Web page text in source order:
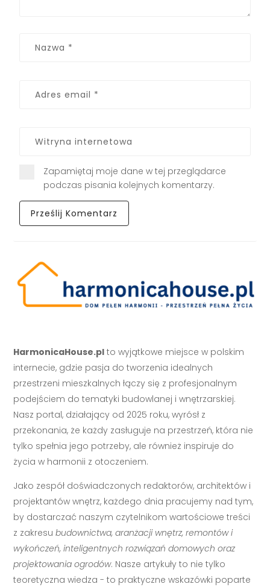
Zapamiętaj moje dane w tej przeglądarce
podczas pisania kolejnych komentarzy.
HarmonicaHouse.pl to wyjątkowe miejsce w polskim
internecie, gdzie pasja do tworzenia idealnych
przestrzeni mieszkalnych łączy się z profesjonalnym
podejściem do tematyki budowlanej i wnętrzarskiej.
Nasz portal, działający od 2025 roku, wyrósł z
przekonania, że każdy zasługuje na przestrzeń, która nie
tylko spełnia jego potrzeby, ale również inspiruje do
życia w harmonii z otoczeniem.
Jako zespół doświadczonych redaktorów, architektów i
projektantów wnętrz, każdego dnia pracujemy nad tym,
by dostarczać naszym czytelnikom wartościowe treści
z zakresubudownictwa, aranżacji wnętrz, remontów i
wykończeń, inteligentnych rozwiązań domowych oraz
projektowania ogrodów. Nasze artykuły to nie tylko
teoretyczna wiedza - to praktyczne wskazówki poparte